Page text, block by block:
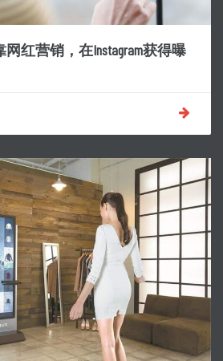
红营销，在Instagram获得曝